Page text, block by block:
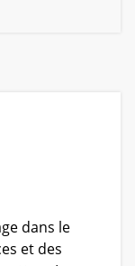
dans le
et des